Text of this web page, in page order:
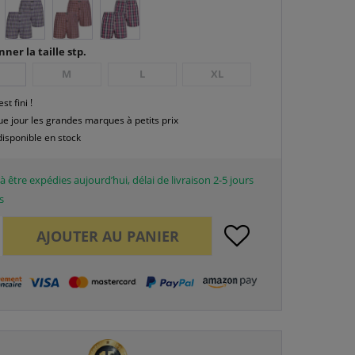
la taille stp.
M L XL
fini !
jour les grandes marques à petits prix
en stock
être expédies aujourd’hui, délai de livraison 2-5 jours
AJOUTER AU PANIER